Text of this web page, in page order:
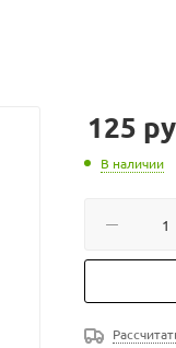
125
В наличии